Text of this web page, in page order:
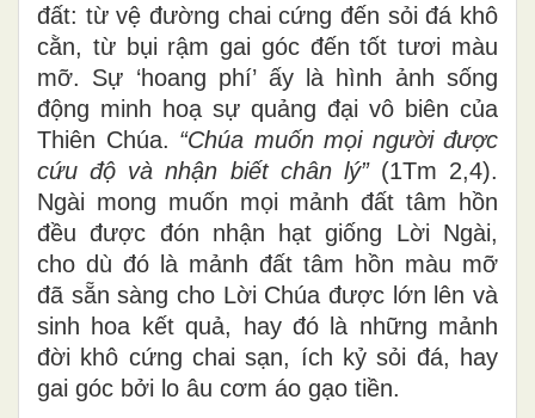
đất: từ vệ đường chai cứng đến sỏi đá khô
cằn, từ bụi rậm gai góc đến tốt tươi màu
mỡ. Sự ‘hoang phí’ ấy là hình ảnh sống
động minh hoạ sự quảng đại vô biên của
Thiên Chúa. “Chúa muốn mọi người được
cứuđộ và nhận biết chân lý” (1Tm 2,4).
Ngài mong muốn mọi mảnh đất tâm hồn
đều được đón nhận hạt giống Lời Ngài,
cho dù đó là mảnh đất tâm hồn màu mỡ
đã sẵn sàng cho Lời Chúa được lớn lên và
sinh hoa kết quả, hay đó là những mảnh
đời khô cứng chai sạn, ích kỷ sỏi đá, hay
gai góc bởi lo âu cơm áo gạo tiền.